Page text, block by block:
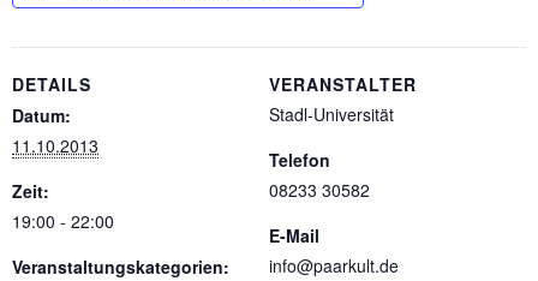
DETAILS
Datum:
11.10.2013
Zeit:
19:00 - 22:00
Veranstaltungskategorien:
VERANSTALTER
Stadl-Universität
Telefon
08233 30582
E-Mail
info@paarkult.de